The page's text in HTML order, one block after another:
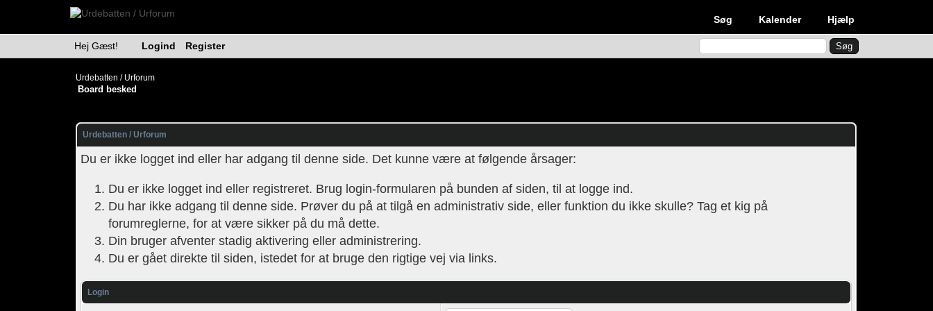
Søg Kalender Hjælp
Hej Gæst! Logind Register
Urdebatten / Urforum
Board besked
Urdebatten / Urforum
Du er ikke logget ind eller har adgang til denne side. Det kunne være at følgende årsager:
Du er ikke logget ind eller registreret. Brug login-formularen på bunden af siden, til at logge ind.
Du har ikke adgang til denne side. Prøver du på at tilgå en administrativ side, eller funktion du ikke skulle? Tag et kig på
forumreglerne, for at være sikker på du må dette.
Din bruger afventer stadig aktivering eller administrering.
Du er gået direkte til siden, istedet for at bruge den rigtige vej via links.
Login